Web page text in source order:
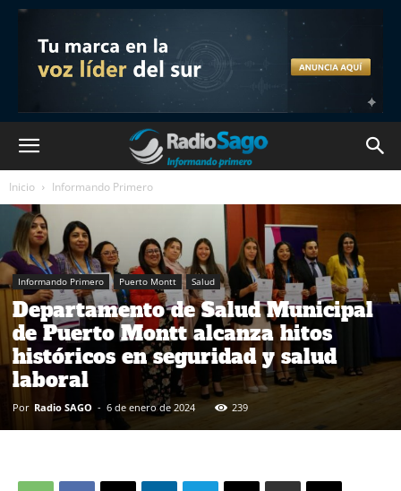
Inicio Informando Primero
Informando Primero Puerto Montt Salud
Departamento de Salud Municipal
de Puerto Montt alcanza hitos
históricos en seguridad y salud
laboral
Por Radio SAGO - 6 de enero de 2024 239